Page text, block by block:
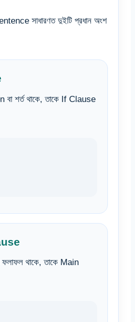
সাধারণত দুইটি প্রধান অংশ
বা শর্ত থাকে, তাকে If Clause
থাকে, তাকে Main